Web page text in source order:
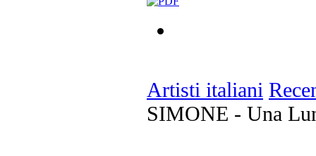
Artisti italiani
SIMONE - Una